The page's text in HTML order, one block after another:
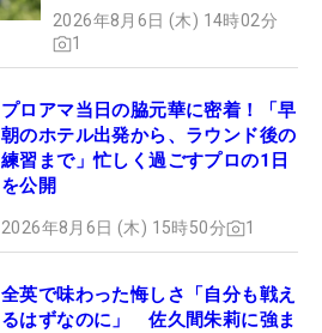
2026年8月6日 (木) 14時02分
1
プロアマ当日の脇元華に密着！「早
朝のホテル出発から、ラウンド後の
練習まで」忙しく過ごすプロの1日
を公開
2026年8月6日 (木) 15時50分 1
全英で味わった悔しさ「自分も戦え
るはずなのに」 佐久間朱莉に強ま